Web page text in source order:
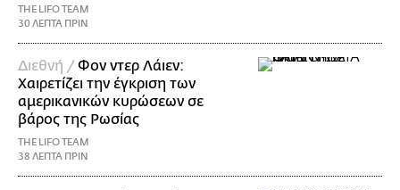
THE LIFO TEAM
30 ΛΕΠΤΑ ΠΡΙΝ
Διεθνή / Φον ντερ Λάιεν:
Χαιρετίζει την έγκριση των
αμερικανικών κυρώσεων σε
βάρος της Ρωσίας
THE LIFO TEAM
38 ΛΕΠΤΑ ΠΡΙΝ